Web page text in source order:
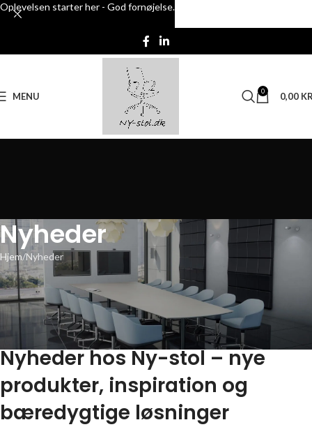
Skip to navigation
MENU 0 0,00
Nyheder
Hjem Nyheder
Nyheder hos Ny-stol – nye
produkter, inspiration og
bæredygtige løsninger
Oplevelsen starter her - God fornøjelse.